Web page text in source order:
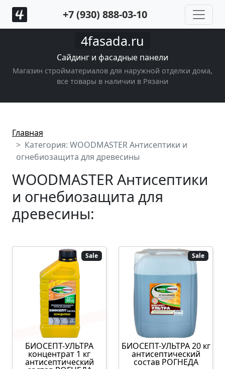
+7 (930) 888-03-10
4fasada.ru
Сайдинг и фасадные панели
Магазин стройматериалов для наружной отделки дома,
все товары в наличии в Рязани
Главная
Категория: WOODMASTER Антисептики и
огнебиозащита для древесины
WOODMASTER Антисептики
и огнебиозащита для
древесины:
Sale
БИОСЕПТ-УЛЬТРА
концентрат 1 кг
антисептический
Sale
БИОСЕПТ-УЛЬТРА 20 кг
антисептический
состав РОГНЕДА